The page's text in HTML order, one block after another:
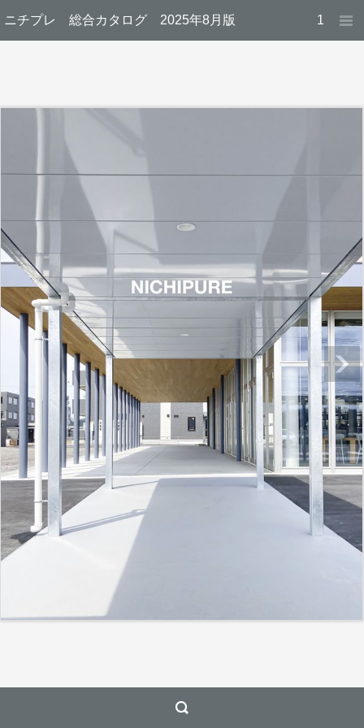
ニチプレ 総合カタログ 2025年8月版 1